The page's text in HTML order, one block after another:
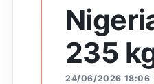
235
24/06/2026 18:06